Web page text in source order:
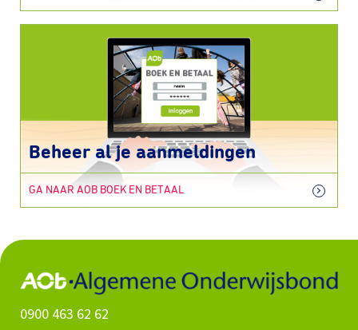
Beheer al je aanmeldingen
GA NAAR AOB BOEK EN BETAAL
0900 463 62 62